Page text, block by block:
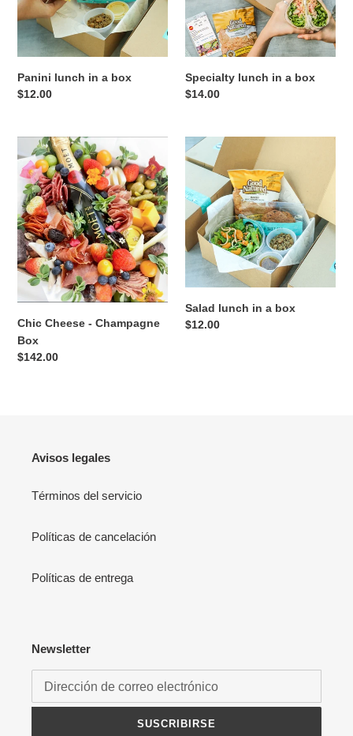
Panini lunch in a box
Precio
$12.00
Specialty lunch in a box
Precio
$14.00
Chic
Cheese
-
Champagne
Box
Chic Cheese - Champagne
Box
Precio
$142.00
Salad
lunch
a
box
Salad lunch in a box
Precio
$12.00
Avisos legales
Términos del servicio
Políticas de cancelación
Políticas de entrega
Newsletter
SUSCRIBIRSE